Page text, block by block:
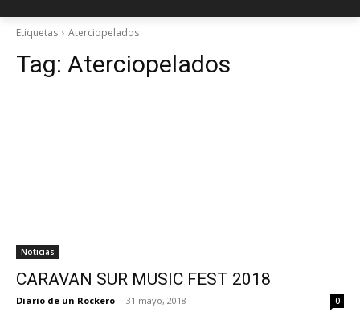
Etiquetas Aterciopelados
Tag: Aterciopelados
Noticias
CARAVAN SUR MUSIC FEST 2018
Diario de un Rockero - 31 mayo, 2018 0